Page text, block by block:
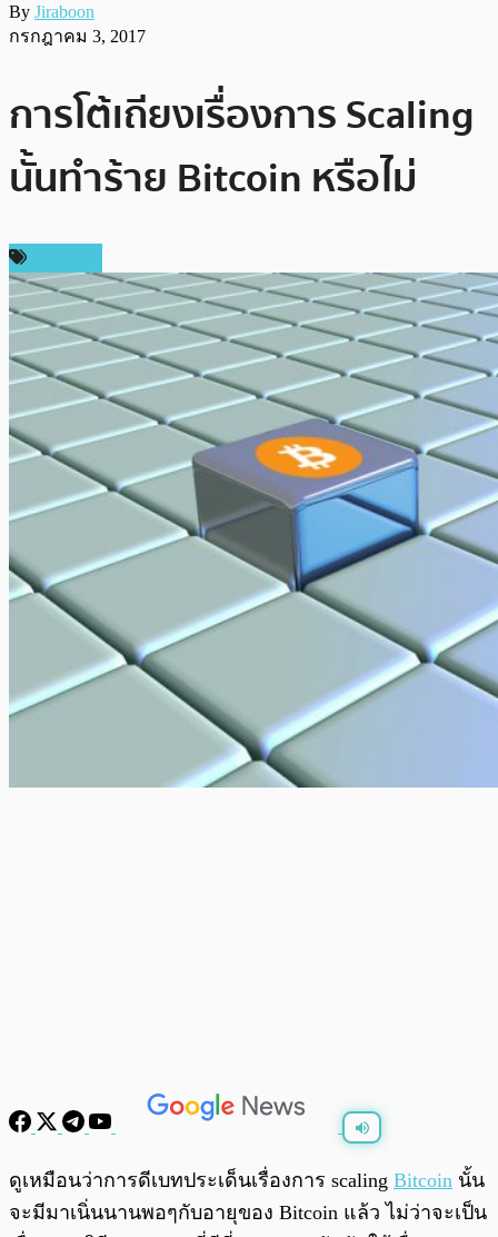
By Jiraboon
กรกฎาคม 3, 2017
การโต้เถียงเรื่องการ Scaling
นั้นทำร้าย Bitcoin หรือไม่
พร้อมเล่น
ดูเหมือนว่าการดีเบทประเด็นเรื่องการ scaling Bitcoin นั้น
จะมีมาเนิ่นนานพอๆกับอายุของ Bitcoin แล้ว ไม่ว่าจะเป็น